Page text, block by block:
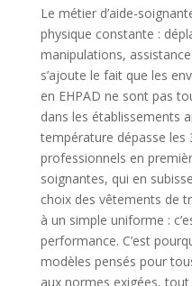
Le métier d’aide-
physique constante :
manipulations,
s’ajoute le fait que les
en EHPAD ne sont pas
dans les établissements
température dépasse les
professionnels en
soignantes, qui en
choix des vêtements de
à un simple uniforme :
performance. C’est
modèles pensés pour
aux normes exigées,